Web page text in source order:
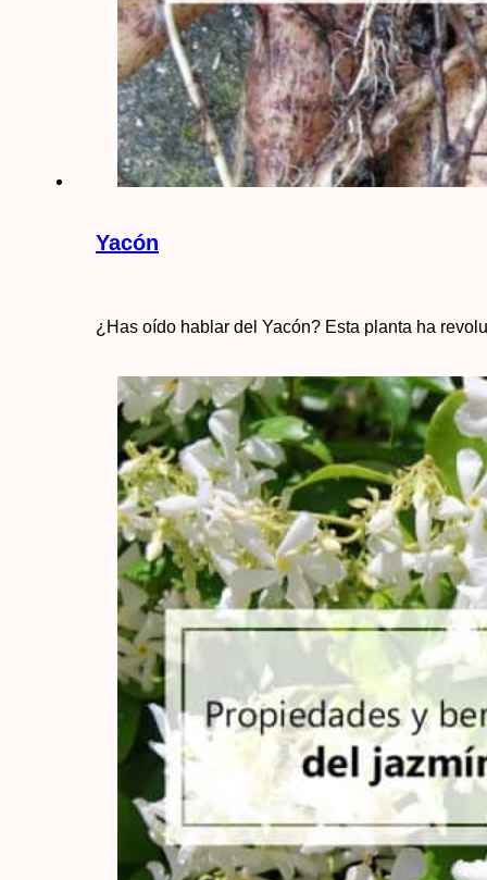
Yacón
¿Has oído hablar del Yacón? Esta planta ha